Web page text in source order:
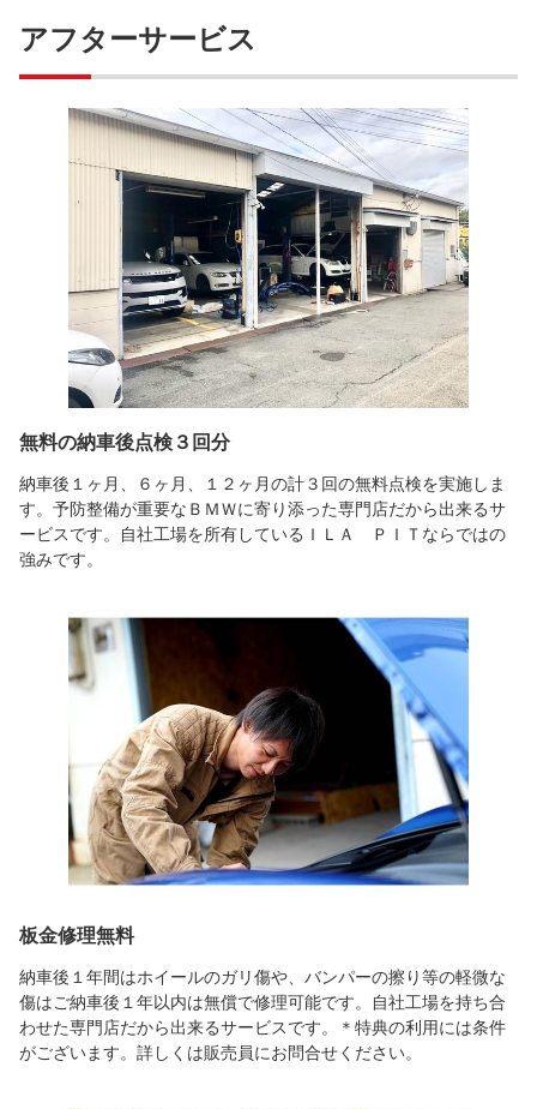
アフターサービス
無料の納車後点検３回分
納車後１ヶ月、６ヶ月、１２ヶ月の計３回の無料点検を実施しま
す。予防整備が重要なＢＭＷに寄り添った専門店だから出来るサ
ービスです。自社工場を所有しているＩＬＡ ＰＩＴならではの
強みです。
板金修理無料
納車後１年間はホイールのガリ傷や、バンパーの擦り等の軽微な
傷はご納車後１年以内は無償で修理可能です。自社工場を持ち合
わせた専門店だから出来るサービスです。＊特典の利用には条件
がございます。詳しくは販売員にお問合せください。